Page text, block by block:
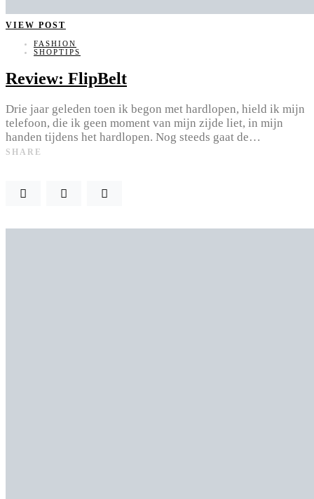
VIEW POST
FASHION
SHOPTIPS
Review: FlipBelt
Drie jaar geleden toen ik begon met hardlopen, hield ik mijn
telefoon, die ik geen moment van mijn zijde liet, in mijn
handen tijdens het hardlopen. Nog steeds gaat de…
SHARE